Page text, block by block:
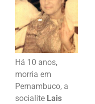
Há 10 anos,
morria em
Pernambuco, a
socialite Lais